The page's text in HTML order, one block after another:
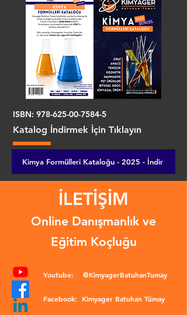
ISBN: 978-625-00-7584-5
Katalog İndirmek İçin Tıklayın
Kimya Formülleri Kataloğu - 2025 - İndir
İLETİŞİM
Online Danışmanlık ve
Eğitim Koçluğu
Youtube: @KimyagerBatuhanTumay
Facebook: Kimyager Batuhan Tümay